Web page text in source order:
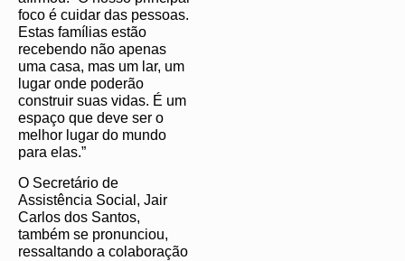
foco é cuidar das pessoas.
Estas famílias estão
recebendo não apenas
uma casa, mas um lar, um
lugar onde poderão
construir suas vidas. É um
espaço que deve ser o
melhor lugar do mundo
para elas.”
O Secretário de
Assistência Social, Jair
Carlos dos Santos,
também se pronunciou,
ressaltando a colaboração